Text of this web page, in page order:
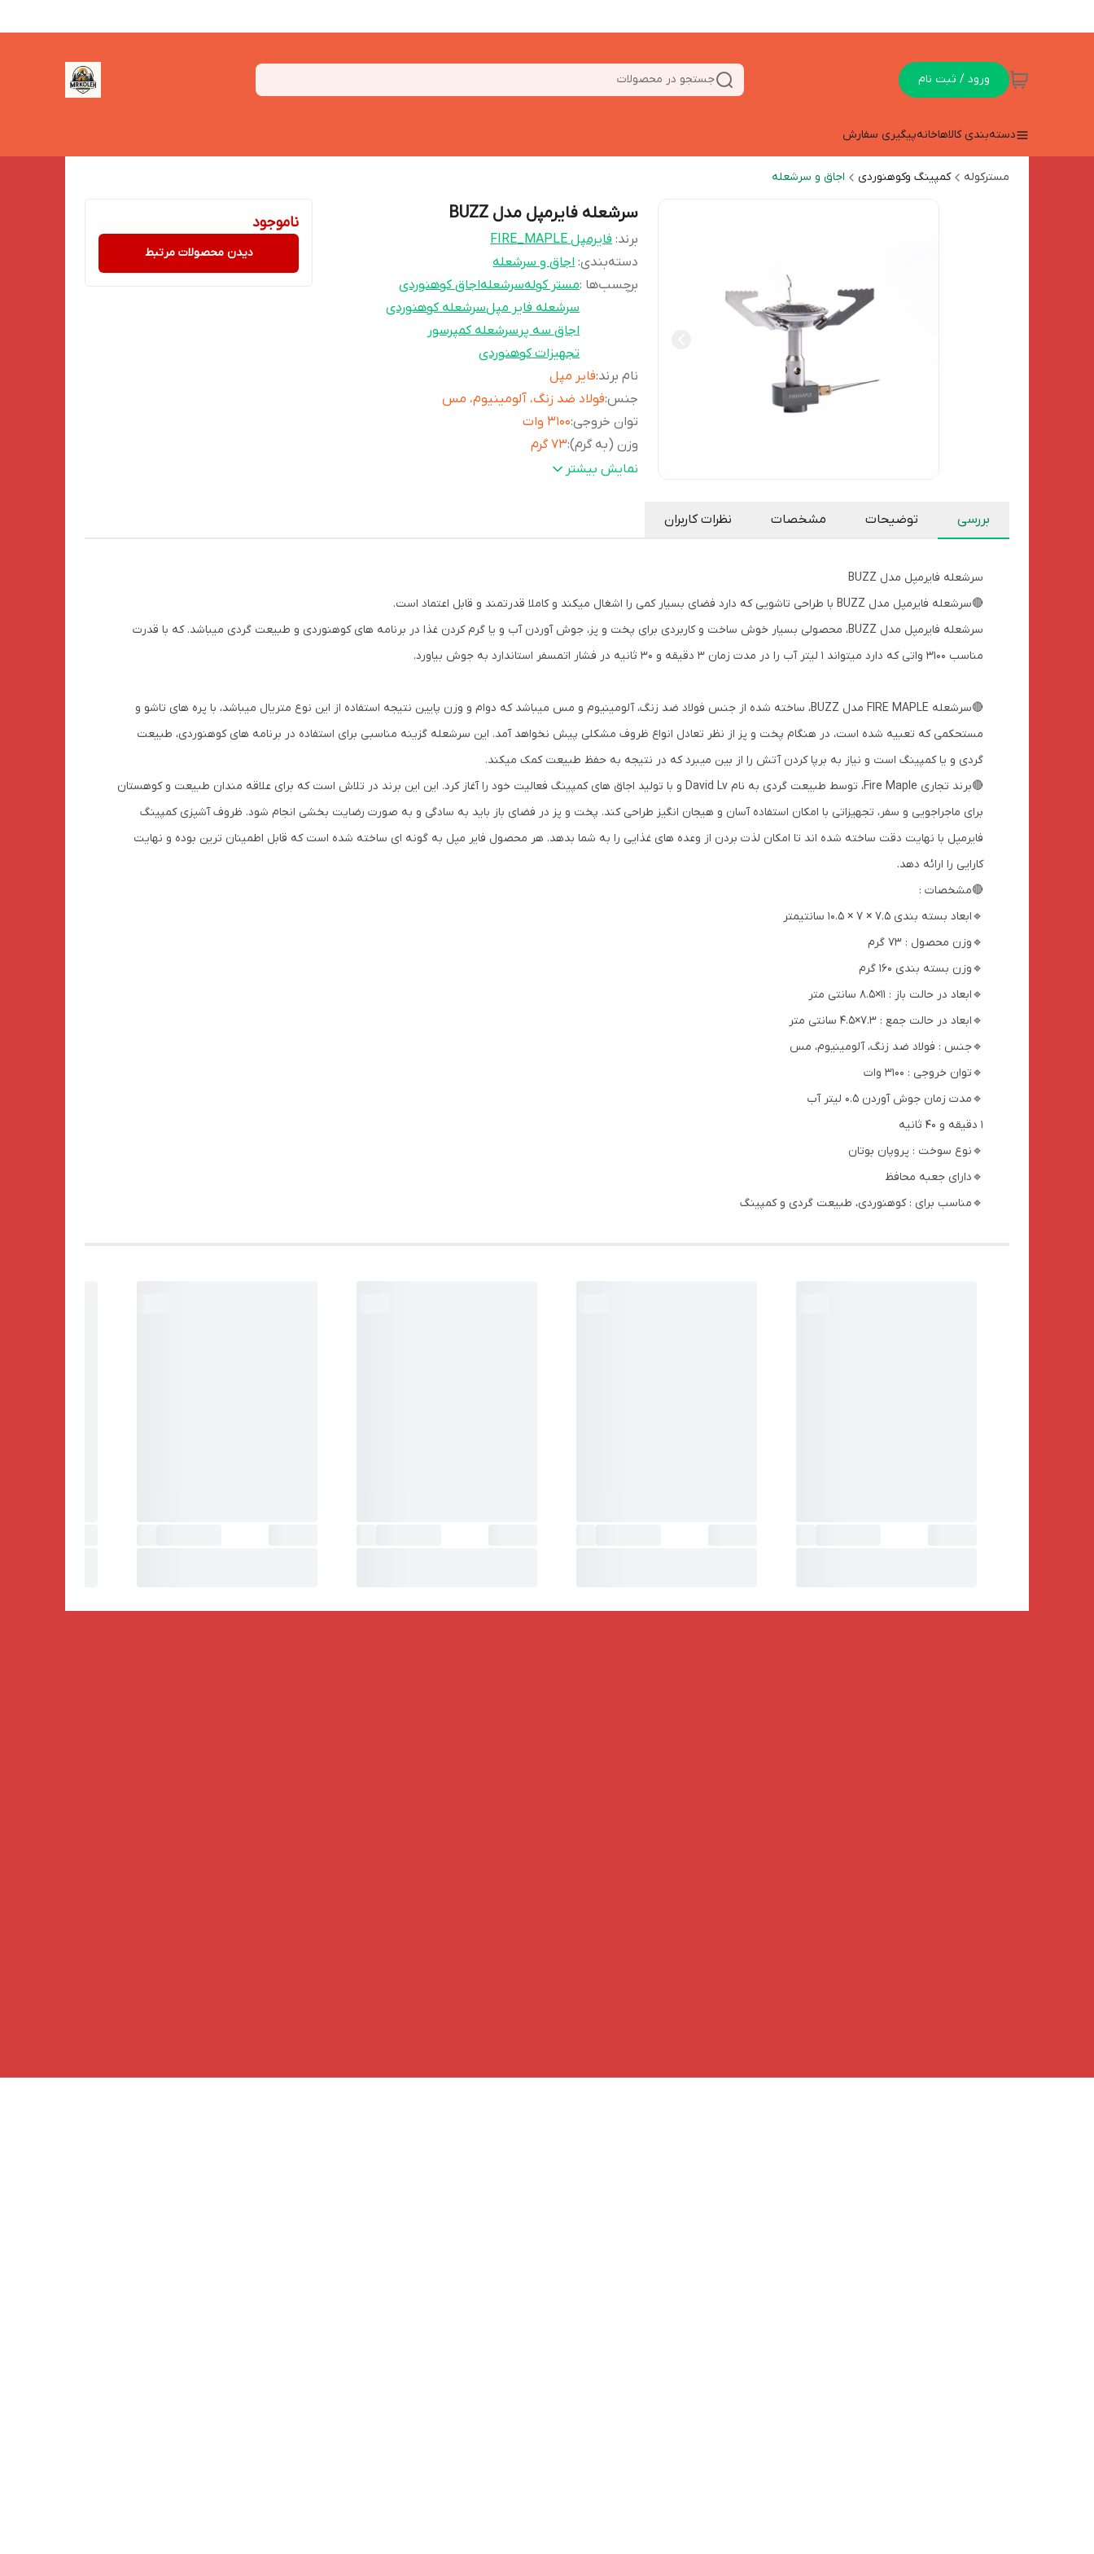
ورود / ثبت نام جستجو در محصولات
دسته‌بندی کالاهاخانهپیگیری سفارش
مسترکوله کمپینگ وکوهنوردی اجاق و سرشعله
سرشعله فایرمپل مدل BUZZ
برند: فایرمپل FIRE_MAPLE
دسته‌بندی:اجاق و سرشعله
برچسب‌ها :مستر کولهسرشعلهاجاق کوهنوردی
سرشعله فایر مپلسرشعله کوهنوردی
اجاق سه پرسرشعله کمپرسور
تجهیزات کوهنوردی
نام برند:فایر مپل
جنس:فولاد ضد زنگ، آلومینیوم، مس
توان خروجی:3100 وات
وزن (به گرم):73 گرم
ابعادبازشده:11×8.5 سانتی متر
مناسبکوهنوردی، طبیعت گردی و کمپینگ ،،مدت زمان
نمایش بیشتر
ناموجود
دیدن محصولات مرتبط
بررسی توضیحات مشخصات نظرات کاربران
سرشعله فایرمپل مدل BUZZ
🔴سرشعله فایرمپل مدل BUZZ با طراحی تاشویی که دارد فضای بسیار کمی را اشغال میکند و کاملا قدرتمند و قابل اعتماد است.
سرشعله فایرمپل مدل BUZZ، محصولی بسیار خوش ساخت و کاربردی برای پخت و پز، جوش آوردن آب و یا گرم کردن غذا در برنامه های کوهنوردی و طبیعت گردی میباشد. که با قدرت
مناسب 3100 واتی که دارد میتواند 1 لیتر آب را در مدت زمان 3 دقیقه و 30 ثانیه در فشار اتمسفر استاندارد به جوش بیاورد.
🔴سرشعله FIRE MAPLE مدل BUZZ، ساخته شده از جنس فولاد ضد زنگ، آلومینیوم و مس میباشد که دوام و وزن پایین نتیجه استفاده از این نوع متریال میباشد، با پره های تاشو و
مستحکمی که تعبیه شده است، در هنگام پخت و پز از نظر تعادل انواع ظروف مشکلی پیش نخواهد آمد. این سرشعله گزینه‌ مناسبی برای استفاده در برنامه های کوهنوردی، طبیعت
گردی و یا کمپینگ است و نیاز به برپا کردن آتش را از بین میبرد که در نتیجه به حفظ طبیعت کمک میکند.
🔴برند تجاری Fire Maple، توسط طبیعت گردی به نام David Lv و با تولید اجاق های کمپینگ فعالیت خود را آغاز کرد. این این برند در تلاش است که برای علاقه مندان طبیعت و کوهستان
برای ماجراجویی و سفر، تجهیزاتی با امکان استفاده آسان و هیجان انگیز طراحی کند. پخت و پز در فضای باز باید به سادگی و به صورت رضایت بخشی انجام شود. ظروف آشپزی کمپینگ
فایرمپل با نهایت دقت ساخته شده اند تا امکان لذت بردن از وعده های غذایی را به شما بدهد. هر محصول فایر مپل به گونه ای ساخته شده است که قابل اطمینان ترین بوده و نهایت
کارایی را ارائه دهد.
🔴مشخصات :
🔹ابعاد بسته بندی 7.5 × 7 × 10.5 سانتیمتر
🔹وزن محصول : 73 گرم
🔹وزن بسته بندی 160 گرم
🔹ابعاد در حالت باز : 11×8.5 سانتی متر
🔹ابعاد در حالت جمع : 7.3×4.5 سانتی متر
🔹جنس : فولاد ضد زنگ، آلومینیوم، مس
🔹توان خروجی : 3100 وات
🔹مدت زمان جوش آوردن 0.5 لیتر آب
1 دقیقه و 40 ثانیه
🔹نوع سوخت : پروپان بوتان
🔹دارای جعبه محافظ
🔹مناسب برای : کوهنوردی، طبیعت گردی و کمپینگ